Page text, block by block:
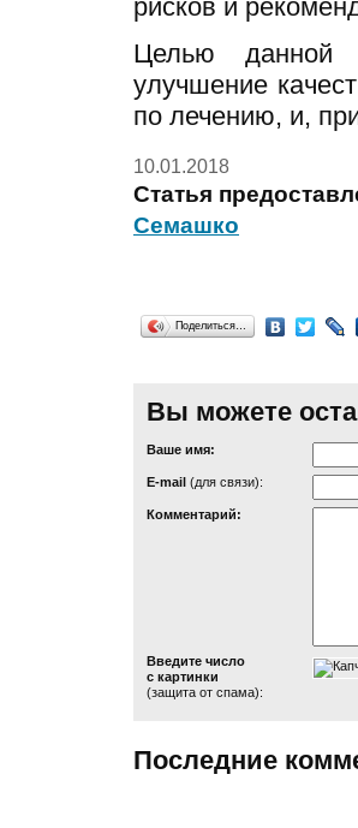
рисков и
Целью данной
улучшение
по лечению, и,
10.01.2018
Статья
Семашко
Поделиться…
Вы можете
Ваше имя:
Е-mail (для связи):
Комментарий:
Введите число
с картинки
(защита от спама):
Последние